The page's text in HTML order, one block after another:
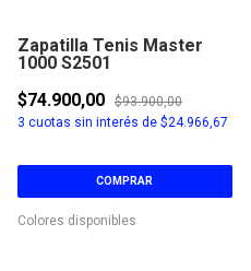
Zapatilla Tenis Master
1000 S2501
$74.900,00
$93.900,00
3 cuotas sin interés de $24.966,67
COMPRAR
Colores disponibles